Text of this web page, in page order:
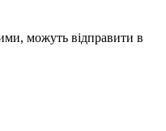
можуть відправити в